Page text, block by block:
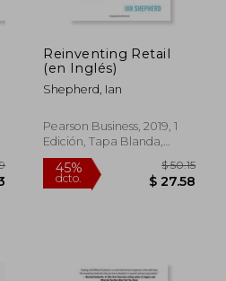
Reinventing Retail
(en Inglés)
Shepherd, Ian
Pearson Business, 2019, 1
Edición, Tapa Blanda,
Nuevo